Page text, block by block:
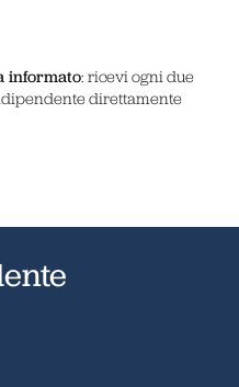
informato: ricevi ogni due
direttamente